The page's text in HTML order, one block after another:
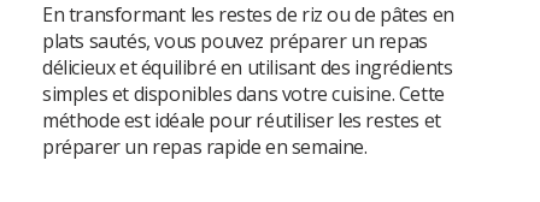
En transformant les restes de riz ou de pâtes en
plats sautés, vous pouvez préparer un repas
délicieux et équilibré en utilisant des ingrédients
simples et disponibles dans votre cuisine. Cette
méthode est idéale pour réutiliser les restes et
préparer un repas rapide en semaine.